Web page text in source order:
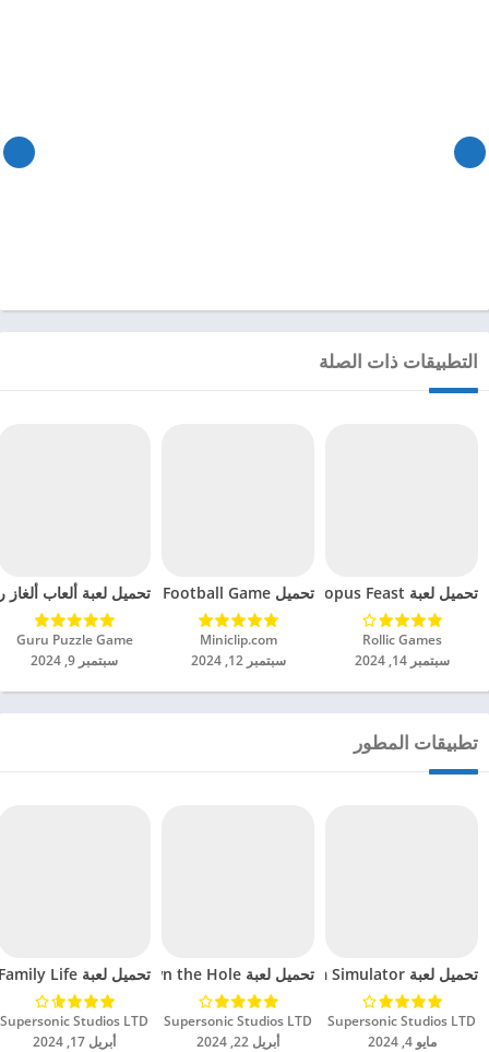
التطبيقات ذات الصلة
تحميل لعبة Octopus Feast مهكرة للاندرويد 2024
Rollic Games‏
سبتمبر 14, 2024
تحميل Soccer Hero PvP Football Game مهكرة للاندرويد 2024
Miniclip.com‏
سبتمبر 12, 2024
تحميل لعبة ألعاب ألغاز
Guru Puzzle Game‏
سبتمبر 9, 2024
تطبيقات المطور
تحميل لعبة Arm Simulator مهكرة للاندرويد 2024
Supersonic Studios LTD‏
مايو 4, 2024
تحميل لعبة Down the Hole مهكرة للاندرويد 2024
Supersonic Studios LTD‏
أبريل 22, 2024
تحميل لعبة Family Life مهكرة للاندرويد 2024
Supersonic Studios LTD‏
أبريل 17, 2024